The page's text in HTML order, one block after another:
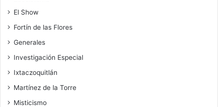
El Show
Fortín de las Flores
Generales
Investigación Especial
Ixtaczoquitlán
Martínez de la Torre
Misticismo